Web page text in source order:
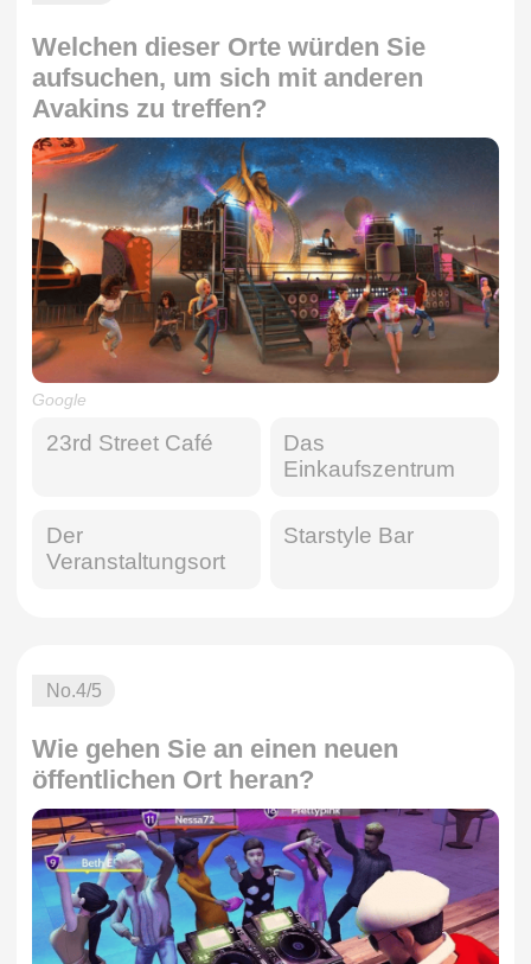
Welchen dieser Orte würden Sie
aufsuchen, um sich mit anderen
Avakins zu treffen?
Google
23rd Street Café
Das
Einkaufszentrum
Der
Veranstaltungsort
Starstyle Bar
No.4/5
Wie gehen Sie an einen neuen
öffentlichen Ort heran?